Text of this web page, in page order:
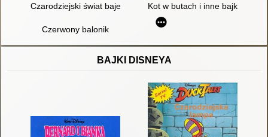
Czarodziejski świat bajek Kot w butach i inne bajki
Czerwony balonik
BAJKI DISNEYA